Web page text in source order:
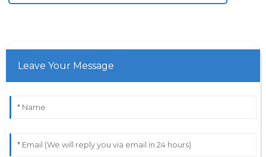
Leave Your Message